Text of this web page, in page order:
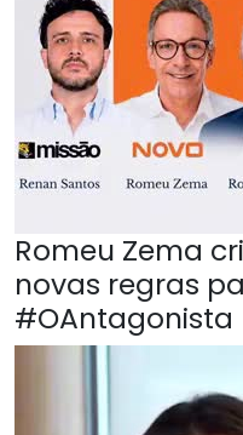
Romeu Zema
novas regras
#OAntagonista